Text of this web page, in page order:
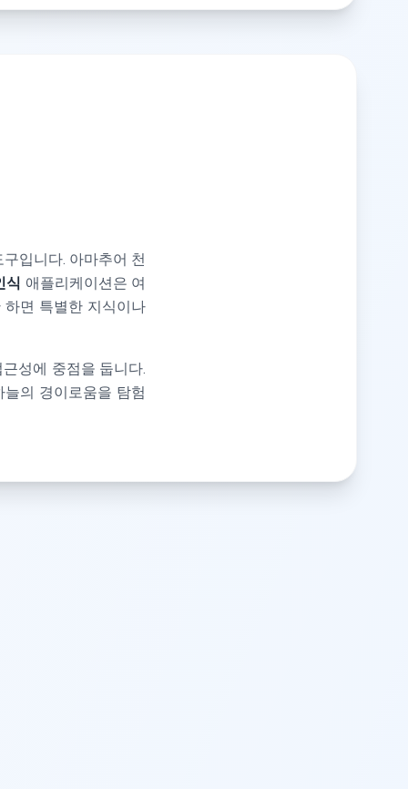
입니다. 아마추어 천
식 애플리케이션은 여
면 특별한 지식이나
성에 중점을 둡니다.
의 경이로움을 탐험